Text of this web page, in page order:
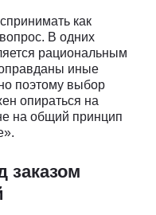
как
В одних
рациональным
иные
поэтому выбор
опираться на
на общий принцип
заказом